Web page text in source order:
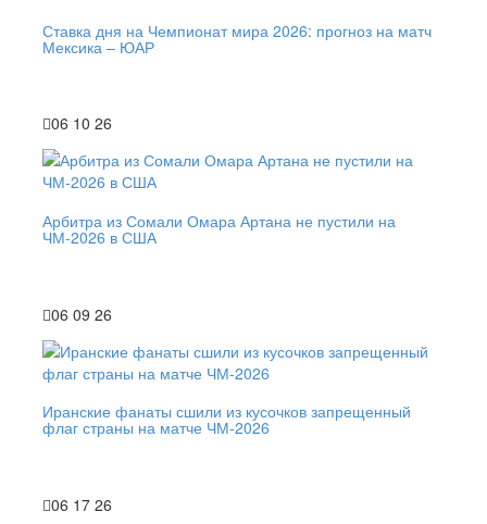
Ставка дня на Чемпионат мира 2026: прогноз на матч
Мексика – ЮАР
06 10 26
Арбитра из Сомали Омара Артана не пустили на
ЧМ-2026 в США
06 09 26
Иранские фанаты сшили из кусочков запрещенный
флаг страны на матче ЧМ-2026
06 17 26